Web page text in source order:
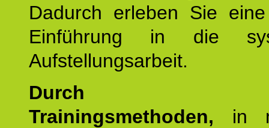
Dadurch erleben Sie
Einführung in die
Aufstellungsarbeit.
Durch
Trainingsmethoden, in